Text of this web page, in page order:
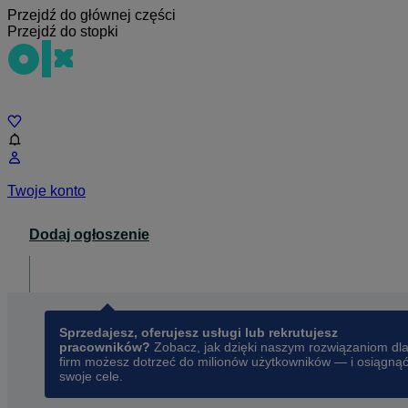
Przejdź do głównej części
Przejdź do stopki
Twoje konto
Dodaj ogłoszenie
Sprzedajesz, oferujesz usługi lub rekrutujesz
pracowników? Zobacz, jak dzięki naszym rozwiązaniom dla
firm możesz dotrzeć do milionów użytkowników — i osiągnąć
swoje cele.